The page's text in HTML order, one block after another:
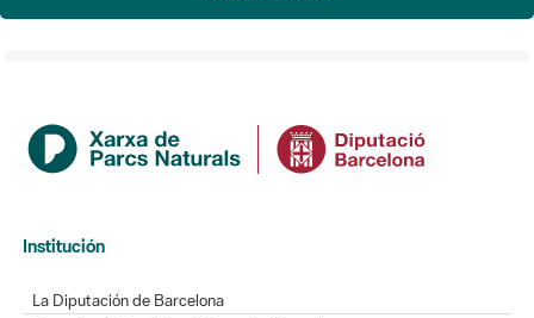
Institución
La Diputación de Barcelona